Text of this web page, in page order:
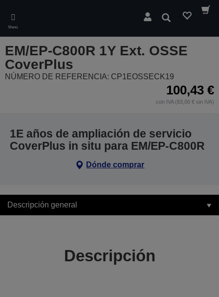
main
content
Menú
Buscar
EM/EP-C800R 1Y Ext. OSSE
CoverPlus
NÚMERO DE REFERENCIA: CP1EOSSECK19
100,43 €
con IVA (83,00 € sin IVA)
1E años de ampliación de servicio
CoverPlus in situ para EM/EP-C800R
Dónde comprar
Descripción general
Descripción